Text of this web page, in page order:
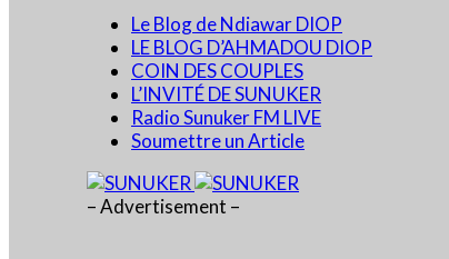
Le Blog de Ndiawar DIOP
LE BLOG D’AHMADOU DIOP
COIN DES COUPLES
L’INVITÉ DE SUNUKER
Radio Sunuker FM LIVE
Soumettre un Article
– Advertisement –